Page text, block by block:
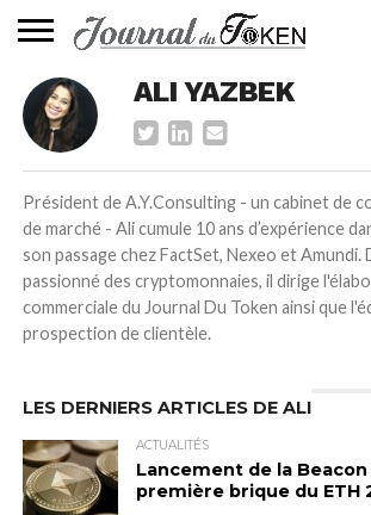
ACTUALITÉS
📰
EVALUATION
⭐
GUIDE
📙
TENDANCES
🔥
À
PROPOS
CONTACTEZ-
NOUS
ALI YAZBEK
Président de A.Y.Consulting - un cabinet de
de marché - Ali cumule 10 ans d’expérience
son passage chez FactSet, Nexeo et Amundi.
passionné des cryptomonnaies, il dirige
commerciale du Journal Du Token ainsi que
prospection de clientèle.
LES DERNIERS ARTICLES DE ALI
ACTUALITÉS
Lancement de la Beacon
première brique du ETH